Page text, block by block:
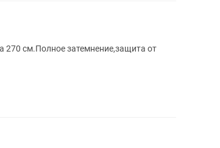
270 см.Полное затемнение,защита от